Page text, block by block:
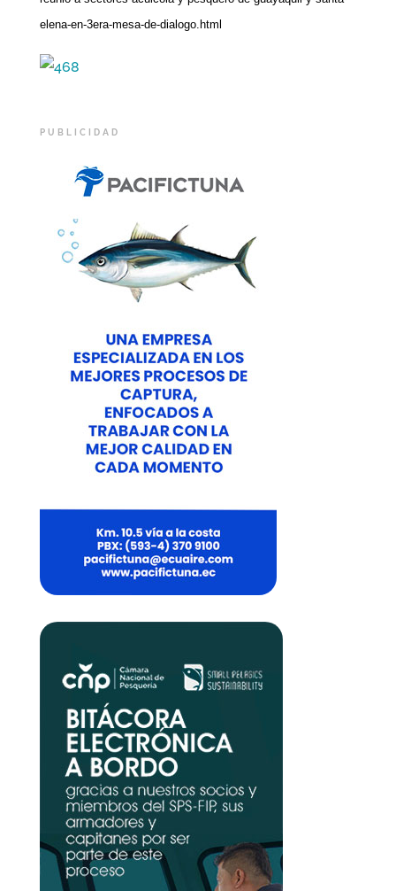
elena-en-3era-mesa-de-dialogo.html